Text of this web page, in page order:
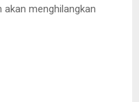
menghilangkan